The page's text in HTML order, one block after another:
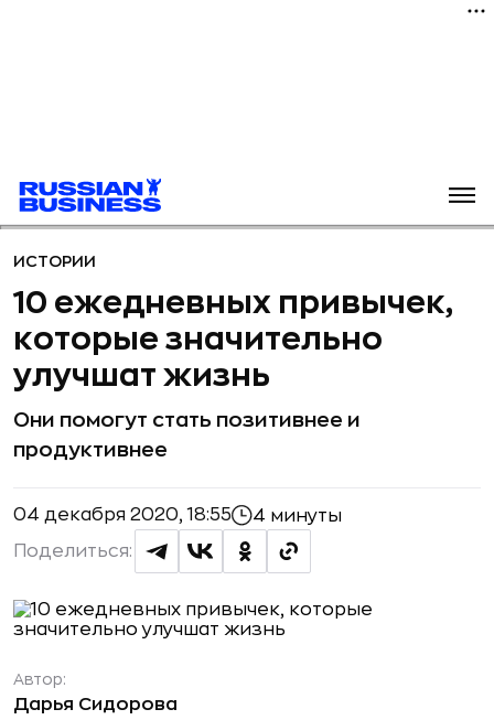
ИСТОРИИ
10 ежедневных привычек,
которые значительно
улучшат жизнь
Они помогут стать позитивнее и
продуктивнее
04 декабря 2020, 18:55 4 минуты
Поделиться:
Автор:
Дарья Сидорова